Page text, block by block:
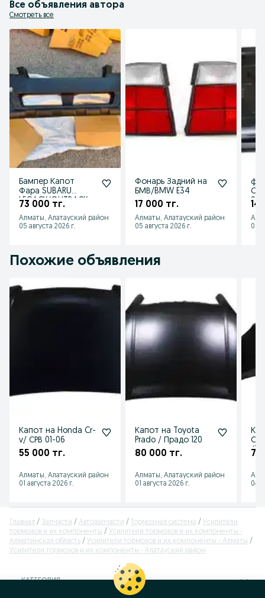
Все объявления автора
Смотреть все
Бампер Капот
Фара SUBARU
LEGACY/OUTBACK
73 000 тг.
Алматы, Алатауский район
05 августа 2026 г.
Фонарь Задний на
БМВ/BMW E34
17 000 тг.
Алматы, Алатауский район
05 августа 2026 г.
05
Похожие объявления
Капот на Honda Cr-
v/ СРВ 01-06
55 000 тг.
Алматы, Алатауский район
01 августа 2026 г.
Капот на Toyota
Prado / Прадо 120
80 000 тг.
Алматы, Алатауский район
01 августа 2026 г.
/75
04
Главная Запчасти Автозапчасти Тормозная система
Усилители
тормозов и их компоненты
Усилители тормозов и их компоненты -
Алматинская область
Усилители тормозов и их компоненты - Алматы
Усилители тормозов и их компоненты - Алатауский район
КАТЕГОРИЯ